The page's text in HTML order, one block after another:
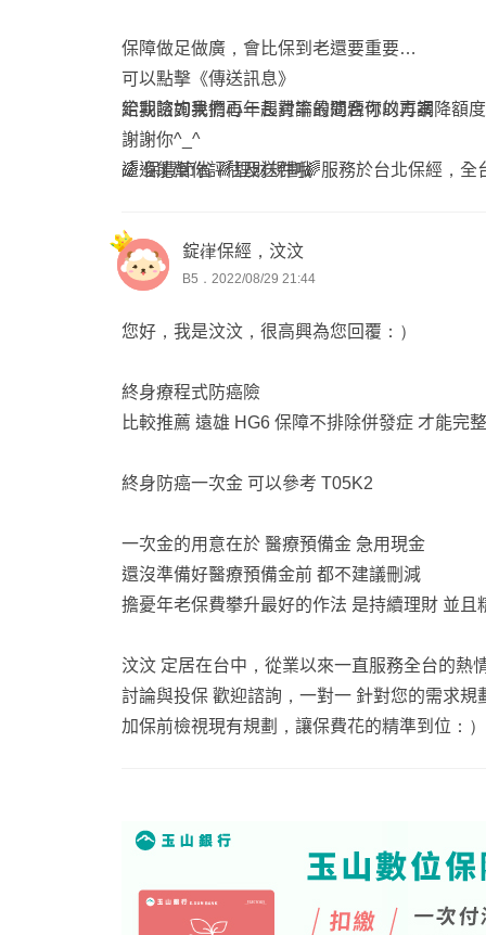
保障做足做廣，會比保到老還要重要
定期險如果擔心年長費率的問題可以再調降額度
這邊能幫你評估及送件哦
可以點擊《傳送訊息》
給我諮詢我們再一起討論最適合你的方案
謝謝你^_^
🌈 保費節省 🌈理財規劃🌈服務於台北保經，全
錠嵂保經，汶汶
B5．2022/08/29 21:44
您好，我是汶汶，很高興為您回覆：）
終身療程式防癌險
比較推薦 遠雄 HG6 保障不排除併發症 才能完
終身防癌一次金 可以參考 T05K2
一次金的用意在於 醫療預備金 急用現金
還沒準備好醫療預備金前 都不建議刪減
擔憂年老保費攀升最好的作法 是持續理財 並且
汶汶 定居在台中，從業以來一直服務全台的熱
討論與投保 歡迎諮詢，一對一 針對您的需求規
加保前檢視現有規劃，讓保費花的精準到位：）